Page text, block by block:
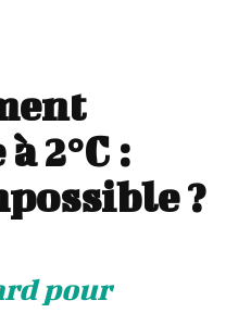
2°C :
?
pour